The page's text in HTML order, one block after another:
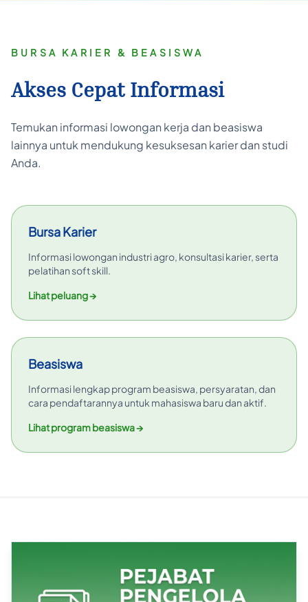
BURSA KARIER & BEASISWA
Akses Cepat Informasi
Temukan informasi lowongan kerja dan beasiswa
lainnya untuk mendukung kesuksesan karier dan studi
Anda.
Bursa Karier
Informasi lowongan industri agro, konsultasi karier, serta
pelatihan soft skill.
Lihat peluang →
Beasiswa
Informasi lengkap program beasiswa, persyaratan, dan
cara pendaftarannya untuk mahasiswa baru dan aktif.
Lihat program beasiswa →